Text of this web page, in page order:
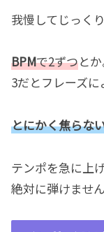
我慢してじっく
BPMで2ずつとか
3だとフレーズに
とにかく焦らな
テンポを急に上
絶対に弾けません